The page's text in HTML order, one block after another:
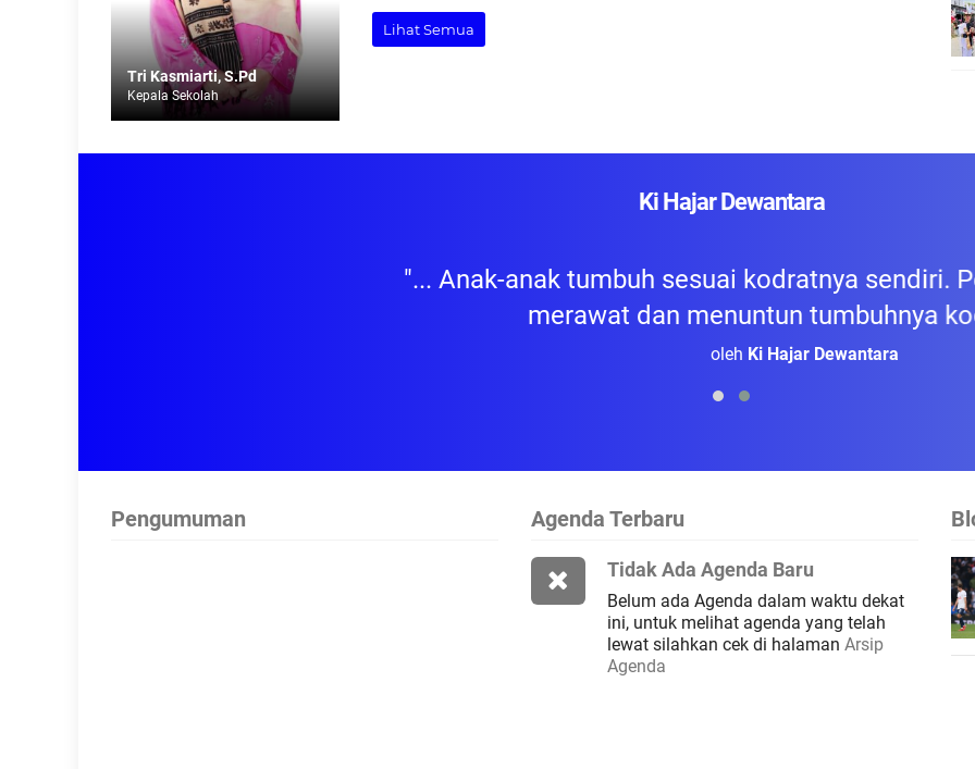
Tri Kasmiarti, S.Pd
Kepala Sekolah
Lihat Semua
Ki Hajar Dewantara
"... Anak-anak tumbuh sesuai kodratnya sendiri.
merawat dan menuntun tumbuhnya kodrat
Ki Hajar Dewantara
Pengumuman Agenda Terbaru
Tidak Ada Agenda Baru
Belum ada Agenda dalam waktu dekat
ini, untuk melihat agenda yang telah
lewat silahkan cek di halamanArsip
Agenda